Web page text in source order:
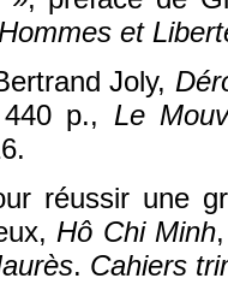
Hommes et
Joly,
p., Le
réussir une
Hô Chi Minh
. Cahiers